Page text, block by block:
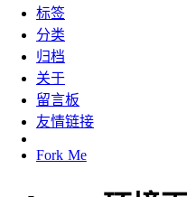
标签
分类
归档
关于
留言板
友情链接
Fork Me